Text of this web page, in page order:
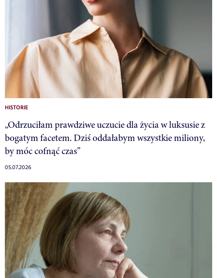
HISTORIE
„Odrzuciłam prawdziwe uczucie dla życia w luksusie z
bogatym facetem. Dziś oddałabym wszystkie miliony,
by móc cofnąć czas”
05.07.2026